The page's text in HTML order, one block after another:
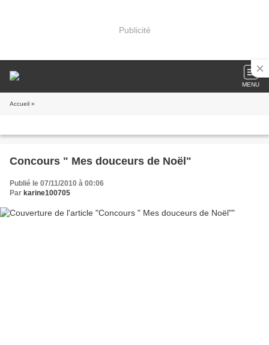
Publicité
MENU
Accueil »
Concours " Mes douceurs de Noël"
Publié le 07/11/2010 à 00:06
Par karine100705